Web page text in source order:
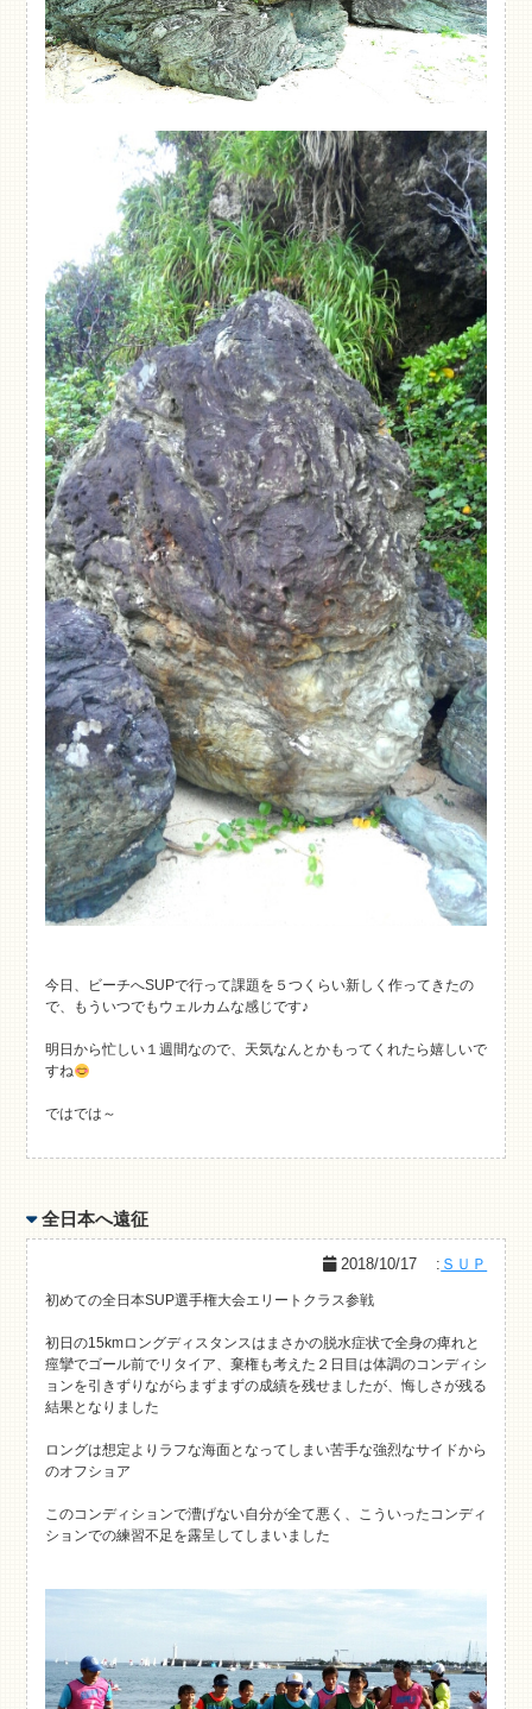
今日、ビーチへSUPで行って課題を５つくらい新しく作ってきたの
で、もういつでもウェルカムな感じです♪
明日から忙しい１週間なので、天気なんとかもってくれたら嬉しいで
すね
ではでは～
全日本へ遠征
2018/10/17 : ＳＵＰ
初めての全日本SUP選手権大会エリートクラス参戦
初日の15kmロングディスタンスはまさかの脱水症状で全身の痺れと
痙攣でゴール前でリタイア、棄権も考えた２日目は体調のコンディシ
ョンを引きずりながらまずまずの成績を残せましたが、悔しさが残る
結果となりました
ロングは想定よりラフな海面となってしまい苦手な強烈なサイドから
のオフショア
このコンディションで漕げない自分が全て悪く、こういったコンディ
ションでの練習不足を露呈してしまいました